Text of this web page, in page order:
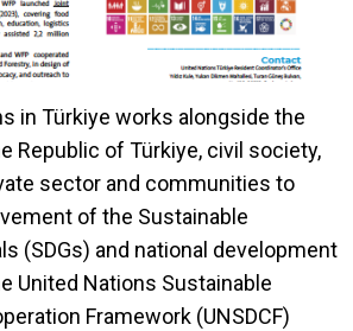
in Türkiye works alongside the
Republic of Türkiye, civil society,
sector and communities to
of the Sustainable
(SDGs) and national development
United Nations Sustainable
Framework (UNSDCF)